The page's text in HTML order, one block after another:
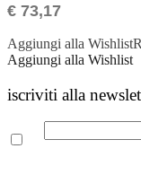
€ 73,17
Aggiungi alla Wishlist
Aggiungi alla Wishlist
iscriviti alla